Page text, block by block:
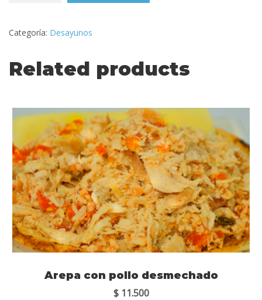
Categoría: Desayunos
Related products
Arepa con pollo desmechado
$11.500